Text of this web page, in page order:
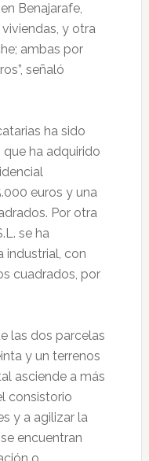
Benajarafe,
y otra
ambas por
señaló
ha sido
que ha adquirido
euros y una
Por otra
se ha
industrial, con
cuadrados, por
las dos parcelas
y un terrenos
asciende a más
consistorio
y a agilizar la
encuentran